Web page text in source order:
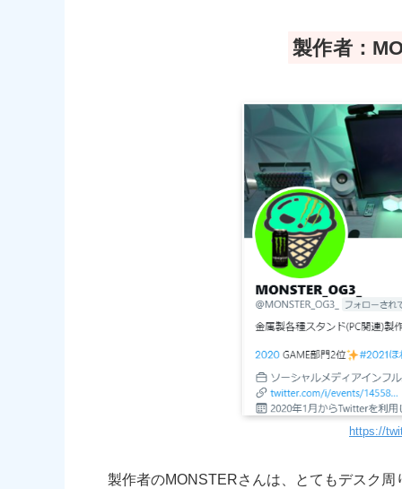
製作者：
https://
製作者のMONSTERさんは、とてもデスク